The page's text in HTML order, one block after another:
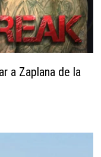
a Zaplana de la